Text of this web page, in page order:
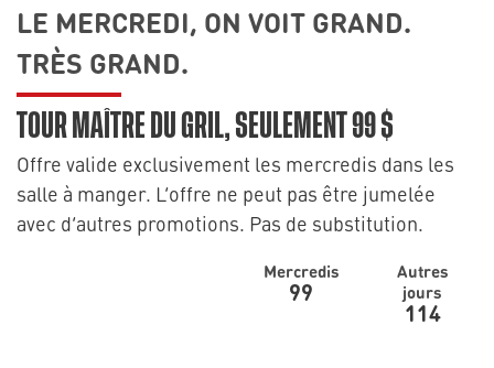
LE MERCREDI, ON VOIT GRAND.
TRÈS GRAND.
TOUR MAÎTRE DU GRIL, SEULEMENT 99 $
Offre valide exclusivement les mercredis dans les
salle à manger. L’offre ne peut pas être jumelée
avec d’autres promotions. Pas de substitution.
Mercredis
99
Autres
jours
114